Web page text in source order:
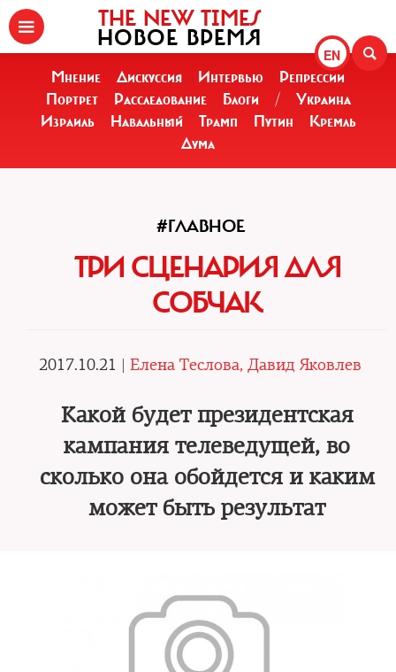
EN
THE NEW TIMES
НОВОЕ ВРЕМЯ
Мнение Дискуссия Интервью
Репрессии
Портрет
Расследование Блоги /
Украина
Израиль
Навальный Трамп Путин
Кремль
Дума
#ГЛАВНОЕ
ТРИ СЦЕНАРИЯ ДЛЯ
СОБЧАК
2017.10.21 | Елена Теслова, Давид Яковлев
Какой будет президентская
кампания телеведущей, во
сколько она обойдется и каким
может быть результат